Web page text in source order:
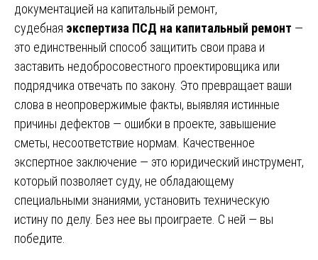
документацией на капитальный ремонт,
судебная экспертиза ПСД на капитальный ремонт —
это единственный способ защитить свои права и
заставить недобросовестного проектировщика или
подрядчика отвечать по закону. Это превращает ваши
слова в неопровержимые факты, выявляя истинные
причины дефектов — ошибки в проекте, завышение
сметы, несоответствие нормам. Качественное
экспертное заключение — это юридический инструмент,
который позволяет суду, не обладающему
специальными знаниями, установить техническую
истину по делу. Без нее вы проиграете. С ней — вы
победите.